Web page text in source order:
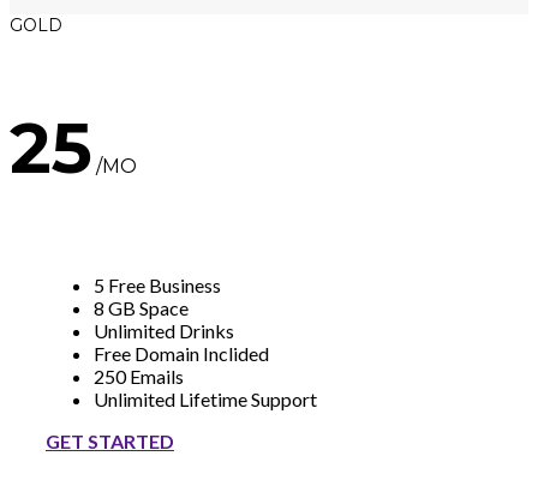
GOLD
25 /MO
5 Free Business
8 GB Space
Unlimited Drinks
Free Domain Inclided
250 Emails
Unlimited Lifetime Support
GET STARTED